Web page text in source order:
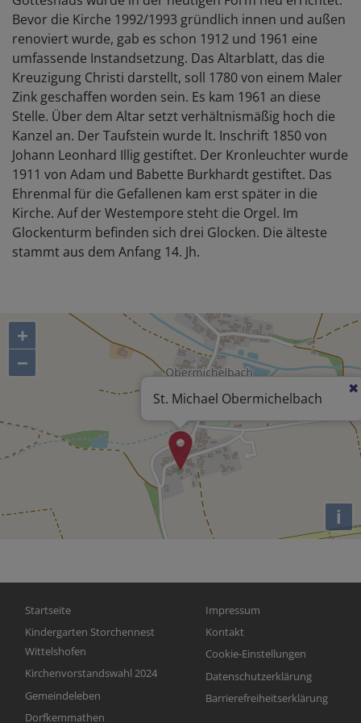
Bevor die Kirche 1992/1993 gründlich innen und außen
renoviert wurde, gab es schon 1912 und 1961 eine
umfassende Instandsetzung. Das Altarblatt, das die
Kreuzigung Christi darstellt, soll 1780 von einem Maler
Zink geschaffen worden sein. Es kam 1961 an diese
Stelle. Über dem Altar setzt verhältnismäßig hoch die
Kanzel an. Der Taufstein wurde lt. Inschrift 1850 von
Johann Leonhard Illig gestiftet. Der Kronleuchter wurde
1911 von Adam und Babette Burkhardt gestiftet. Das
Ehrenmal für die Gefallenen kam erst später in die
Kirche. Auf der Westempore steht die Orgel. Im
Glockenturm befinden sich drei Glocken. Die älteste
stammt aus dem Anfang 14. Jh.
St. Michael Obermichelbach
+
−
i
Hauptnavigation
Startseite
Kindergarten Storchennest
Wittelshofen
Kirchenvorstandswahl 2024
Gemeindeleben
Dorfkemmathen
Fußbereichsmenü
Impressum
Kontakt
Cookie-Einstellungen
Datenschutzerklärung
Barrierefreiheitserklärung